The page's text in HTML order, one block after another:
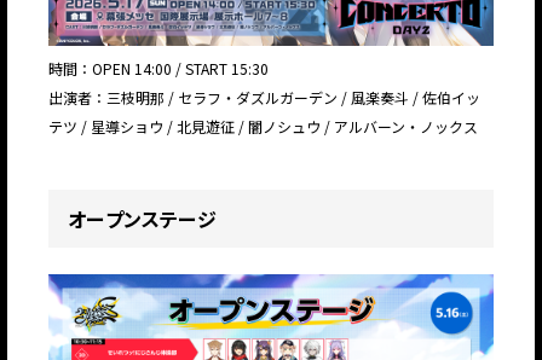
時間：OPEN 14:00 / START 15:30
出演者：三枝明那 / セラフ・ダズルガーデン / 風楽奏斗 / 佐伯イッ
テツ / 星導ショウ / 北見遊征 / 闇ノシュウ / アルバーン・ノックス
オープンステージ